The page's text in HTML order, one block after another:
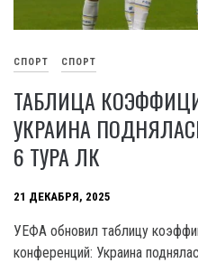
СПОРТ СПОРТ
ТАБЛИЦА
УКРАИНА
6 ТУРА ЛК
21 ДЕКАБРЯ, 2025
УЕФА обновил таблицу
конференций: Украина